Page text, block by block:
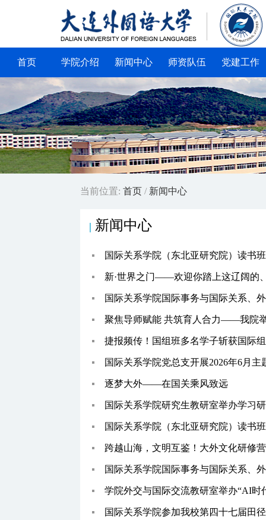
首页 学院介绍 新闻中心 师资队伍 党建工作
当前位置: 首页/ 新闻中心
| 新闻中心
国际关系学院（东北亚研究院）读书
新·世界之门——欢迎你踏上这辽阔的
国际关系学院国际事务与国际关系、
聚焦导师赋能 共筑育人合力——我院
捷报频传！国组班多名学子斩获国际
国际关系学院党总支开展2026年6月主
逐梦大外——在国关乘风致远
国际关系学院研究生教研室举办学习
国际关系学院（东北亚研究院）读书
跨越山海，文明互鉴！大外文化研修
国际关系学院国际事务与国际关系、
学院外交与国际交流教研室举办“AI时
国际关系学院参加我校第四十七届田